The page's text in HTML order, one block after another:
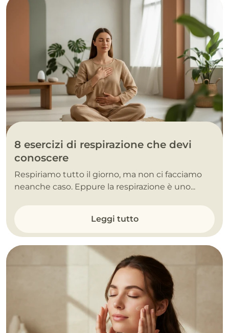
8 esercizi di respirazione che devi
conoscere
Respiriamo tutto il giorno, ma non ci facciamo
neanche caso. Eppure la respirazione è uno...
Leggi tutto